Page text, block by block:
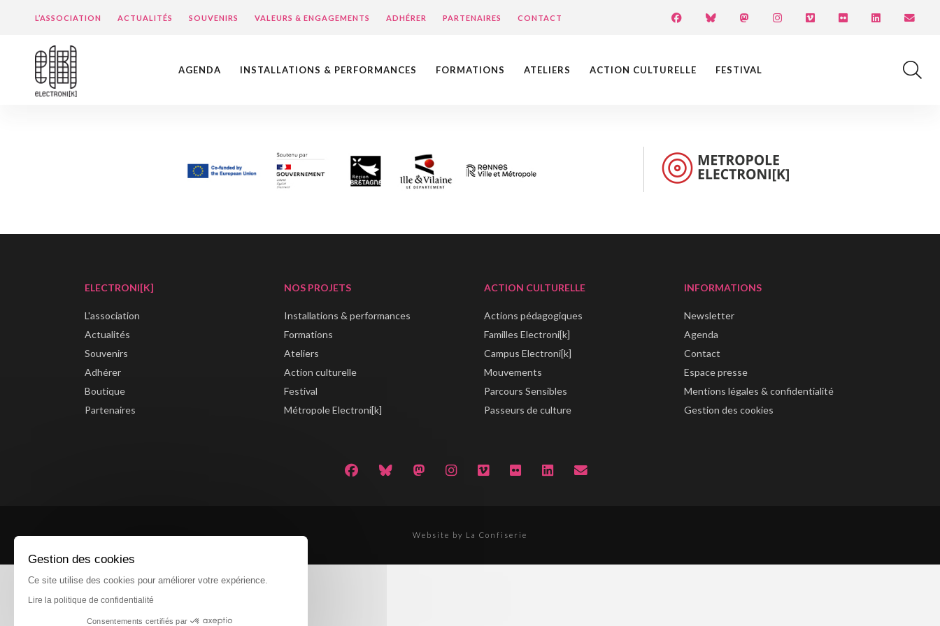
L’ASSOCIATION ACTUALITÉS SOUVENIRS VALEURS & ENGAGEMENTS ADHÉRER PARTENAIRES CONTACT
AGENDA INSTALLATIONS & PERFORMANCES FORMATIONS ATELIERS ACTION CULTURELLE FESTIVAL
ELECTRONI[K]
L'association
Actualités
Souvenirs
Adhérer
Boutique
Partenaires
NOS PROJETS
Installations & performances
Formations
Ateliers
Action culturelle
Festival
Métropole Electroni[k]
ACTION CULTURELLE
Actions pédagogiques
Familles Electroni[k]
Campus Electroni[k]
Mouvements
Parcours Sensibles
Passeurs de culture
INFORMATIONS
Newsletter
Agenda
Contact
Espace presse
Mentions légales & confidentialité
Gestion des cookies
Website by La Confiserie
Gestion des cookies
Ce site utilise des cookies pour améliorer votre expérience.
Lire la politique de confidentialité
Consentements certifiés par